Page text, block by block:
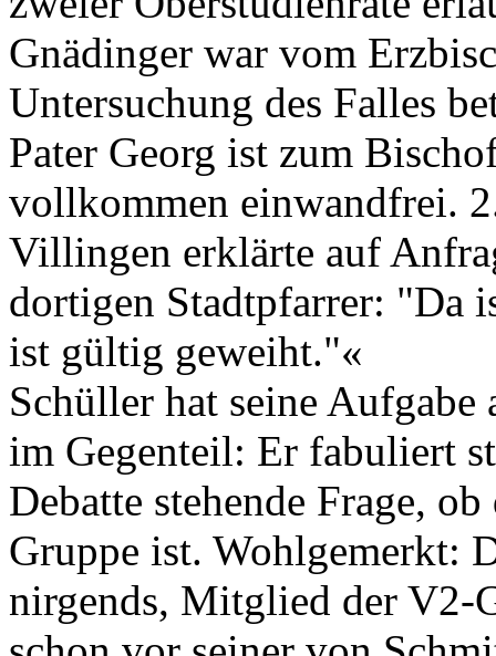
Gnädinger war vom
Untersuchung des Falles
Pater Georg ist zum
vollkommen einwandfrei.
Villingen erklärte auf
dortigen Stadtpfarrer: "Da
ist gültig geweiht."«
Schüller hat seine
im Gegenteil: Er fabuliert
Debatte stehende Frage,
Gruppe ist. Wohlgemerkt:
nirgends, Mitglied der V2-